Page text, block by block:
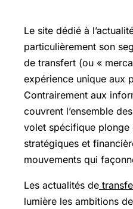
Le site dédié à
particulièrement son
de transfert (ou «
expérience unique aux
Contrairement aux
couvrent l’ensemble
volet spécifique plonge
stratégiques et
mouvements qui
Les actualités de
lumière les ambitions